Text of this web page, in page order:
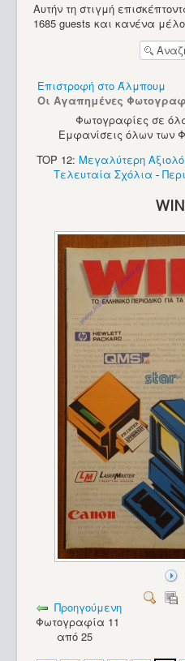
Αυτήν τη στιγμή
1685 guests και κανένα
Επιστροφή στο Άλμπουμ
Οι Αγαπημένες
Φωτογραφίες σε
Εμφανίσεις όλων των
TOP 12: Μεγαλύτερη
Τελευταία Σχόλια -
Προηγούμενη
Φωτογραφία 11
από 25